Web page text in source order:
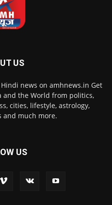
US
news on amhnews.in Get
and the World from politics,
cities, lifestyle, astrology,
and much more.
US